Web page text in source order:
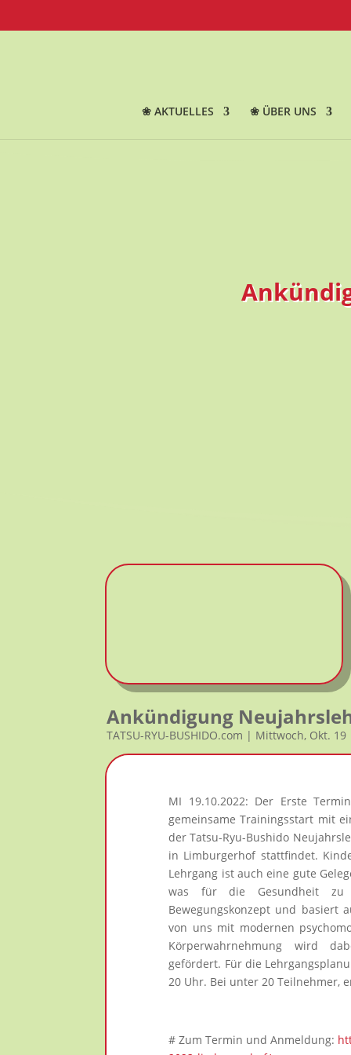
❀ AKTUELLES ❀ ÜBER UNS
Ankündigung
TATSU-RYU-BUSHIDO.com | Mittwoch, Okt. 19
MI 19.10.2022: Der Erste
gemeinsame Trainingsstart mit
der Tatsu-Ryu-Bushido
in Limburgerhof stattfindet.
Lehrgang ist auch eine gute
was für die Gesundheit zu
Bewegungskonzept und basiert
von uns mit modernen
Körperwahrnehmung wird
gefördert. Für die
20 Uhr. Bei unter 20 Teilnehmer,
# Zum Termin und Anmeldung: